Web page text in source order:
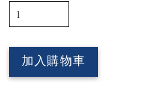
加入購物車